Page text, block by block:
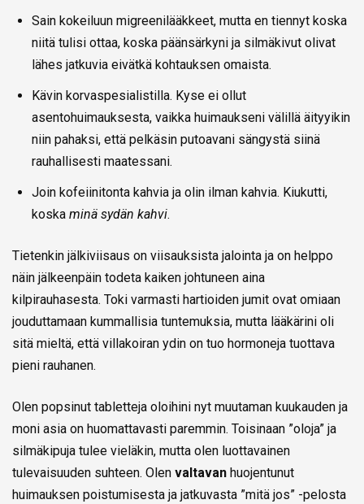
Sain kokeiluun migreenilääkkeet, mutta en tiennyt koska
niitä tulisi ottaa, koska päänsärkyni ja silmäkivut olivat
lähes jatkuvia eivätkä kohtauksen omaista.
Kävin korvaspesialistilla. Kyse ei ollut
asentohuimauksesta, vaikka huimaukseni välillä äityyikin
niin pahaksi, että pelkäsin putoavani sängystä siinä
rauhallisesti maatessani.
Join kofeiinitonta kahvia ja olin ilman kahvia. Kiukutti,
koska minä sydän kahvi.
Tietenkin jälkiviisaus on viisauksista jalointa ja on helppo
näin jälkeenpäin todeta kaiken johtuneen aina
kilpirauhasesta. Toki varmasti hartioiden jumit ovat omiaan
jouduttamaan kummallisia tuntemuksia, mutta lääkärini oli
sitä mieltä, että villakoiran ydin on tuo hormoneja tuottava
pieni rauhanen.
Olen popsinut tabletteja oloihini nyt muutaman kuukauden ja
moni asia on huomattavasti paremmin. Toisinaan ”oloja” ja
silmäkipuja tulee vieläkin, mutta olen luottavainen
tulevaisuuden suhteen. Olen valtavan huojentunut
huimauksen poistumisesta ja jatkuvasta ”mitä jos” -pelosta